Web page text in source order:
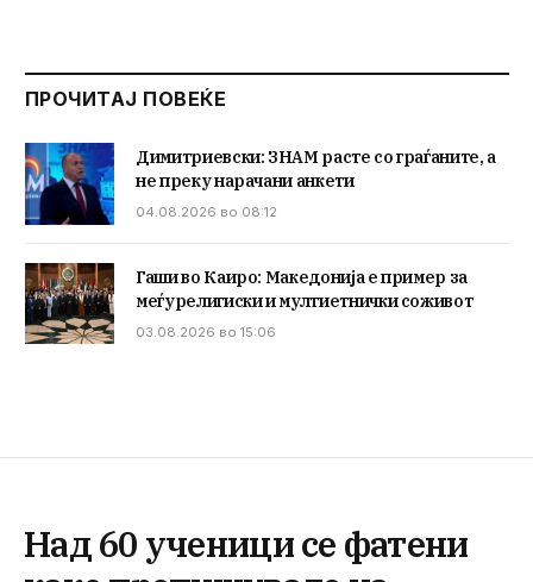
ПРОЧИТАЈ ПОВЕЌЕ
Димитриевски: ЗНАМ расте со граѓаните, а
не преку нарачани анкети
04.08.2026 во 08:12
Гаши во Каиро: Македонија е пример за
меѓурелигиски и мултиетнички соживот
03.08.2026 во 15:06
Над 60 ученици се фатени